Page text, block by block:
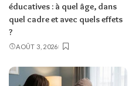
éducatives : à quel âge, dans
quel cadre et avec quels effets
?
AOÛT 3, 2026